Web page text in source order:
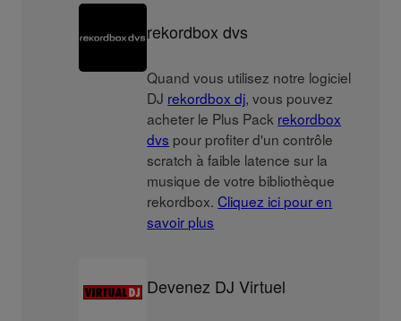
rekordbox dvs
Quand vous utilisez notre logiciel
DJ rekordbox dj, vous pouvez
acheter le Plus Pack rekordbox
dvs pour profiter d'un contrôle
scratch à faible latence sur la
musique de votre bibliothèque
rekordbox.Cliquez ici pour en
savoir plus
Devenez DJ Virtuel